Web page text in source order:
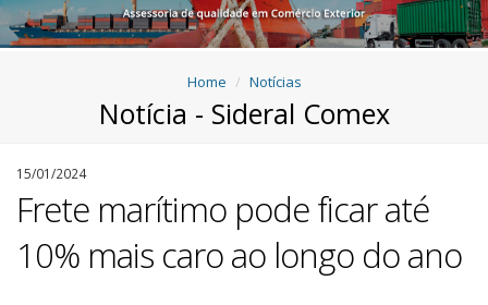
Home Notícias
Notícia - Sideral Comex
15/01/2024
Frete marítimo pode ficar até
10% mais caro ao longo do ano